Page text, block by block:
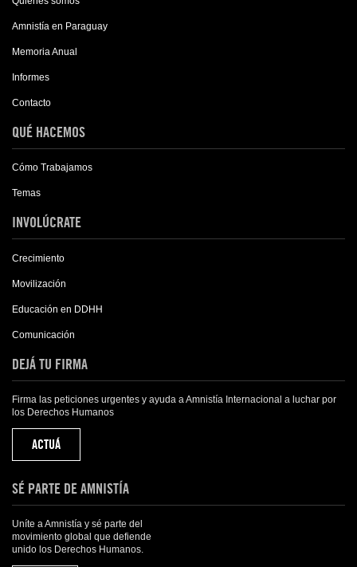
Amnistía en Paraguay
Memoria Anual
Informes
Contacto
QUÉ HACEMOS
Cómo Trabajamos
Temas
INVOLÚCRATE
Crecimiento
Movilización
Educación en DDHH
Comunicación
DEJÁ TU FIRMA
Firma las peticiones urgentes y ayuda a Amnistía Internacional a luchar por
los Derechos Humanos
ACTUÁ
SÉ PARTE DE AMNISTÍA
Uníte a Amnistía y sé parte del
movimiento global que defiende
unido los Derechos Humanos.